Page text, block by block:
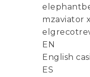
mzaviator
EN
English
ES